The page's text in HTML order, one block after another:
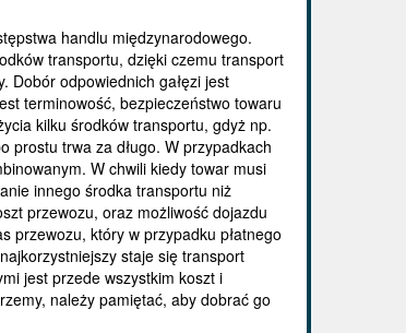
handlu międzynarodowego.
transportu, dzięki czemu transport
Dobór odpowiednich gałęzi jest
terminowość, bezpieczeństwo towaru
kilku środków transportu, gdyż np.
prostu trwa za długo. W przypadkach
W chwili kiedy towar musi
innego środka transportu niż
przewozu, oraz możliwość dojazdu
przewozu, który w przypadku płatnego
staje się transport
jest przede wszystkim koszt i
należy pamiętać, aby dobrać go